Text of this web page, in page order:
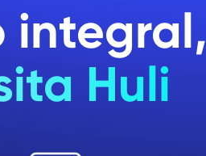
integral,
Huli